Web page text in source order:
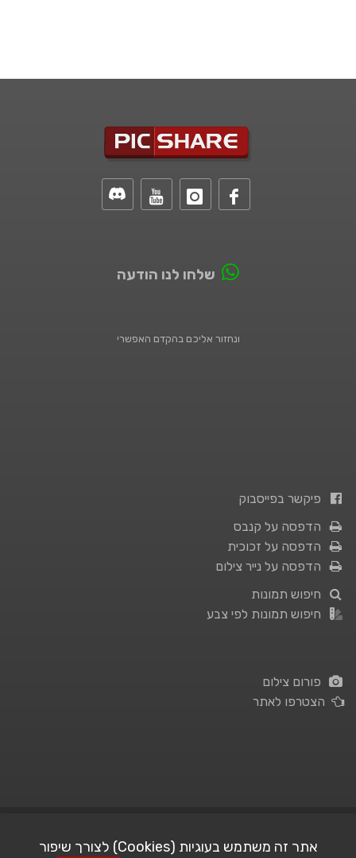
שלחו לנו הודעה
ונחזור אליכם בהקדם האפשרי
פיקשר בפייסבוק
הדפסה על קנבס
הדפסה על זכוכית
הדפסה על נייר צילום
חיפוש תמונות
חיפוש תמונות לפי צבע
פורום צילום
הצטרפו לאתר
אתר זה משתמש בעוגיות (Cookies) לצורך שיפור